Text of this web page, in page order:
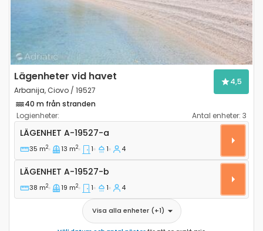
Lägenheter vid havet
Arbanija, Ciovo / 19527
4,5
40 m från stranden
Logienheter:
Antal enheter: 3
Ettrumslägenhet Arbanija, Ciovo A-19527-a
LÄGENHET A-19527-a
35 m2 13 m2 1 1 4
Lägenhet A-19527-b
LÄGENHET A-19527-b
38 m2 19 m2 1 1 4
Visa alla enheter(+1)